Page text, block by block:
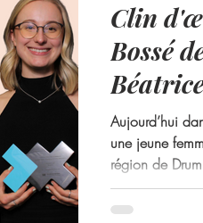
Clin
Bossé de la Fromages de
Aujourd’hui
une jeune
région de